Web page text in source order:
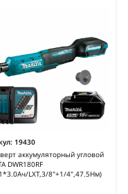
19430
аккумуляторный угловой
DWR180RF
LXT,3/8"+1/4",47.5Нм)